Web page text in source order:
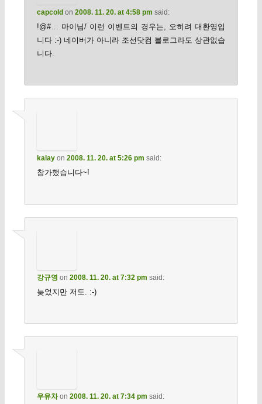
capcoldon 2008. 11. 20. at 4:58 pm said:
!@#… 마이님/ 이런 이벤트의 경우는, 오히려 대환영입
니다 :-) 네이버가 아니라 조선닷컴 블로그라도 상관없습
니다.
kalayon 2008. 11. 20. at 5:26 pm said:
참가했습니다~!
강규영 on 2008. 11. 20. at 7:32 pm said:
늦었지만 저도. :-)
우유차on 2008. 11. 20. at 7:34 pm said: